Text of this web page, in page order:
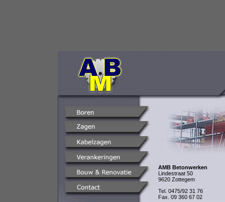
AMB Betonwerken
Lindestraat 50
9620 Zottegem
Tel. 0475/92 31 76
Fax. 09 360 67 02